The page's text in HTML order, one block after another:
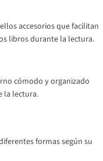
accesorios que facilitan
libros durante la lectura.
cómodo y organizado
la lectura.
formas según su